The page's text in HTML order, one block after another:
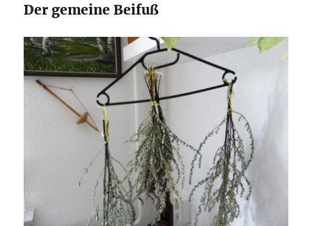
Der gemeine Beifuß